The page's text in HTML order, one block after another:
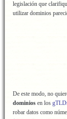
legislación que
utilizar dominios
De este modo, no
dominios en los
robar datos como